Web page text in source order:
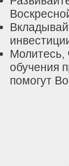
Молитесь,
обучения
помогут